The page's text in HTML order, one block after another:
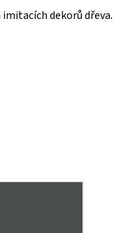
dekorů dřeva.